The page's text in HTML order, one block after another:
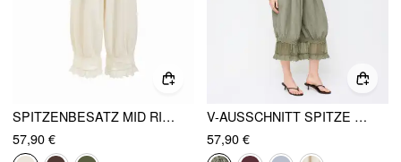
SPITZENBESATZ MID RISE BLOOMER JUMPSUIT
57,90 €
V-AUSSCHNITT SPITZE OVERSIZED KORDELZUG BLOOMER JUMPSUIT
57,90 €